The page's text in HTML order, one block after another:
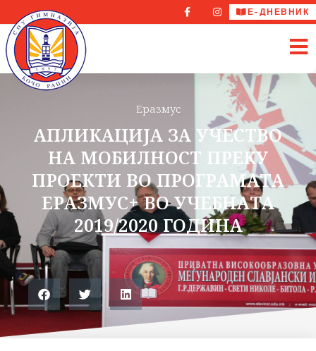
Е-ДНЕВНИК
Еразмус
АПЛИКАЦИЈА ЗА УЧЕСТВО
НА МОБИЛНОСТ ПРЕКУ
ПРОЕКТИ ВО ПРОГРАМАТА
ЕРАЗМУС+ ВО УЧЕБНАТА
2019/2020 ГОДИНА